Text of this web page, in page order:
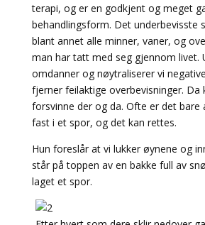
terapi, og er en godkjent og meget
behandlingsform. Det underbevisste
blant annet alle minner, vaner, og
man har tatt med seg gjennom livet.
omdanner og nøytraliserer vi
fjerner feilaktige overbevisninger. Da
forsvinne der og da. Ofte er det bare
fast i et spor, og det kan rettes.
Hun foreslår at vi lukker øynene og
står på toppen av en bakke full av
laget et spor.